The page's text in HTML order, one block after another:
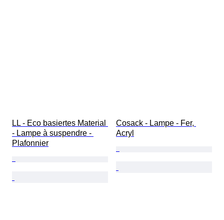
LL - Eco basiertes Material
- Lampe à suspendre -
Plafonnier
Cosack - Lampe - Fer,
Acryl